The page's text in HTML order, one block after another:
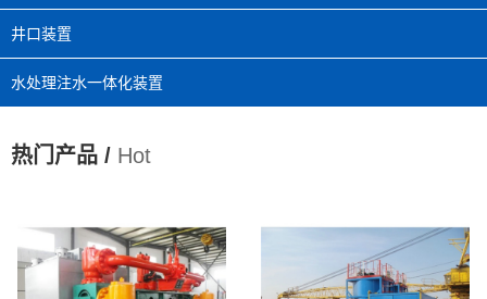
井口装置
水处理注水一体化装置
热门产品 / Hot